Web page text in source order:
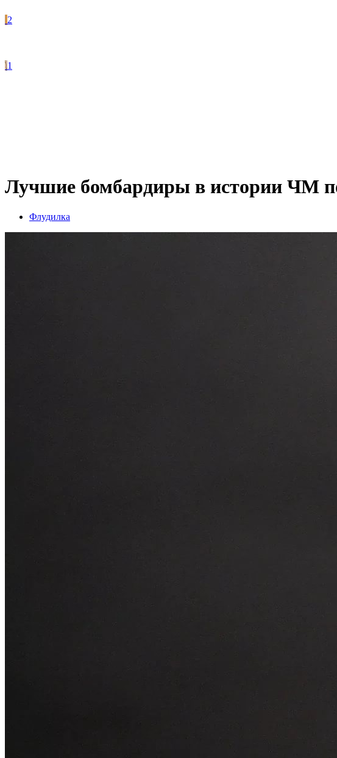
2
1
Лучшие бомбардиры в истории ЧМ
Флудилка